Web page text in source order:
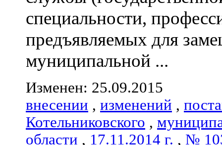
специальности,
предъявляемых для
муниципальной ...
Изменен: 25.09.2015
внесении , изменений ,
Котельниковского ,
области , 17.11.2014 г. , №